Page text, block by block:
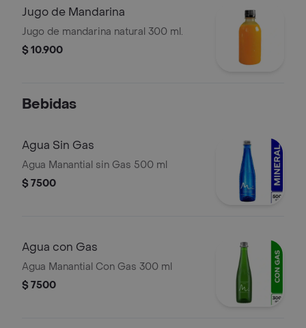
Jugo de Mandarina
Jugo de mandarina natural 300 ml.
$ 10.900
Bebidas
Agua Sin Gas
Agua Manantial sin Gas 500 ml
$ 7500
Agua con Gas
Agua Manantial Con Gas 300 ml
$ 7500